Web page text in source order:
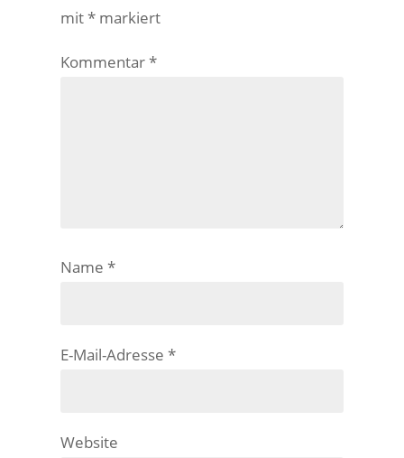
mit* markiert
Kommentar*
Name*
E-Mail-Adresse*
Website